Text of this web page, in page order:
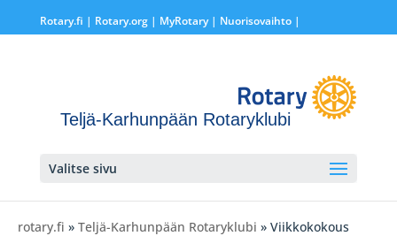
Rotary.fi | Rotary.org| MyRotary | Nuorisovaihto|
Teljä-Karhunpään Rotaryklubi
Valitse sivu
rotary.fi » Teljä-Karhunpään Rotaryklubi » Viikkokokous